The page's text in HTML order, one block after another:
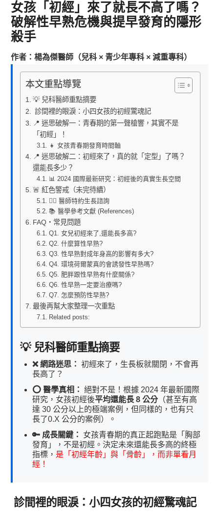
女孩「初經」來了就長不高了嗎？
破解性早熟危機與提早發育的隱形
殺手
作者：楊為傑醫師（兒科 × 青少年專科 × 減重專科）
本文重點導覽
💡 兒科醫師重點摘要
診間裡的眼淚：小四女孩的初經驚魂記
📍 迷思破解一：青春期的第一聲槍響，其實不是
「初經」！
👧 女孩青春期發育時間軸
📍 迷思破解二：初經來了，真的就「定型」了嗎？
還能長多少？
📊 2024 國際最新研究：初經後的真實生長空間
🚨 紅色警戒（未完待續）
👨‍⚕️ 醫師特約生長諮詢
📚 醫學參考文獻 (References)
FAQ・常見問題
Q1. 女兒初經來了,還能長多高?
Q2. 什麼算性早熟?
Q3. 性早熟對成年身高的影響有多大?
Q4. 環境荷爾蒙真的會誘發性早熟嗎?
Q5. 肥胖跟性早熟有什麼關係?
Q6. 性早熟一定要治療嗎?
Q7. 怎麼預防性早熟?
最後再幫大家整理一次重點
Related posts:
💡 兒科醫師重點摘要
❌ 網路迷思： 初經來了，生長板就關閉，不會再
長高了？
⭕ 醫學真相： 絕對不是！根據 2024 年最新國際
研究，女孩初經後平均還能長 8 公分（甚至有高
達 30 公分以上的極端案例，但同樣的，也有只
長了0.X 公分的案例）。
🔑 成長關鍵：
女孩青春期的真正起跑點是「胸部
發育」，不是初經。決定未來還能長多高的終極
指標， 是「初經年齡」與「骨齡」，而非單看月
經！
診間裡的眼淚：小四女孩的初經驚魂記